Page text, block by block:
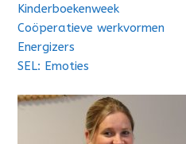
Kinderboekenweek
Coöperatieve werkvormen
Energizers
SEL: Emoties